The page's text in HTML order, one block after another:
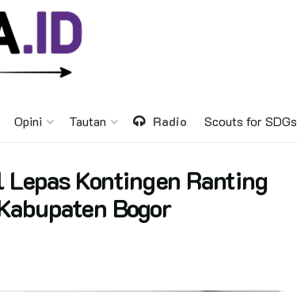
Opini Tautan Radio Scouts for SDGs
Kontingen Ranting
Bogor